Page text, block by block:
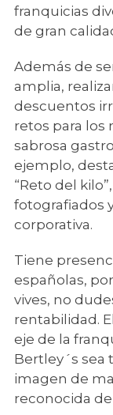
franquicias
de gran
Además de
amplia,
descuentos
retos para los
sabrosa
ejemplo,
“Reto del
fotografiados
corporativa.
Tiene
españolas,
vives, no
rentabilidad.
eje de la
Bertley´s sea
imagen de
reconocida